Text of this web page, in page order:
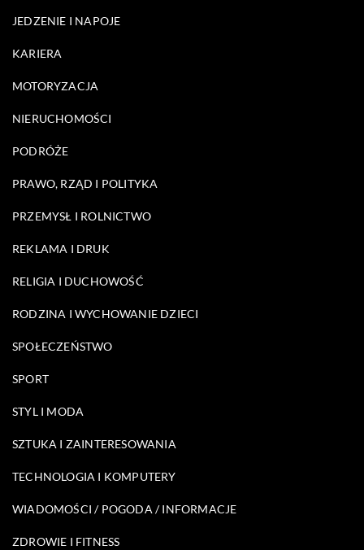
JEDZENIE I NAPOJE
KARIERA
MOTORYZACJA
NIERUCHOMOŚCI
PODRÓŻE
PRAWO, RZĄD I POLITYKA
PRZEMYSŁ I ROLNICTWO
REKLAMA I DRUK
RELIGIA I DUCHOWOŚĆ
RODZINA I WYCHOWANIE DZIECI
SPOŁECZEŃSTWO
SPORT
STYL I MODA
SZTUKA I ZAINTERESOWANIA
TECHNOLOGIA I KOMPUTERY
WIADOMOŚCI / POGODA / INFORMACJE
ZDROWIE I FITNESS